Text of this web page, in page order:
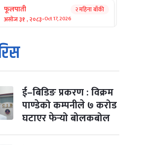
फूलपाती
असोज ३१ , २०८३-Oct 17, 2026
२ महिना बाँकी
कार्तिक सङ्क्रान्ति
कार्तिक १, २०८३
कार्तिक ३, २०८३-Oct 20, 2026
विजयादशमी
कार्तिक ४, २०८३-Oct 21, 2026
२ महिना बाँकी
ई–बिडिङ प्रकरण : विक्रम
पाण्डेको कम्पनीले ७ करोड
घटाएर फेर्‍यो बोलकबोल